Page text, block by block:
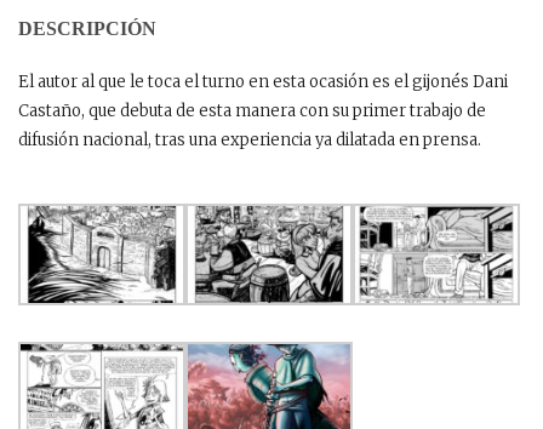
DESCRIPCIÓN
El autor al que le toca el turno en esta ocasión es el gijonés Dani
Castaño, que debuta de esta manera con su primer trabajo de
difusión nacional, tras una experiencia ya dilatada en prensa.